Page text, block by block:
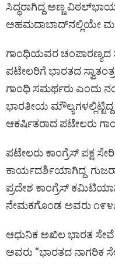
ಸಿದ್ಧರಾಗಿದ್ದ ಅಣ್ಣ
ಅಹಮದಾಬಾದ್‌ನಲ್ಲಿಯೇ ಮನೆ
ಗಾಂಧಿಯವರ ಚಂಪಾರಣ್ಯದ
ಪಟೇಲರಿಗೆ ಭಾರತದ
ಗಾಂಧಿ ಸಮರ್ಥರು ಎಂದು
ಭಾರತೀಯ
ಆಕರ್ಷಿತರಾದ ಪಟೇಲರು
ಪಟೇಲರು ಕಾಂಗ್ರೆಸ್ ಪಕ್ಷ
ಕಾರ್ಯದರ್ಶಿಯಾಗಿದ್ದ
ಪ್ರದೇಶ ಕಾಂಗ್ರೆಸ್
ನೇಮಕಗೊಂಡ ಅವರು
ಆಧುನಿಕ ಅಖಿಲ ಭಾರತ
ಅವರು “ಭಾರತದ ನಾಗರಿಕ